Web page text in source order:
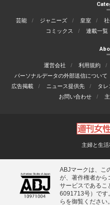
芸能 ジャニーズ 皇室
コミックス
連載一覧
運営会社 利用規約
パーソナルデータの外部送信について
広告掲載
ニュース提供先 タレ
お問い合わせ
主婦と生活
ABJマークは、こ
が、著作権者から
サービスであるこ
6091713号）です
らを御覧ください。